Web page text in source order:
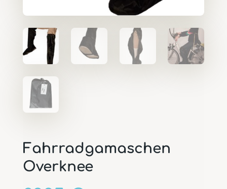
Fahrradgamaschen
Overknee